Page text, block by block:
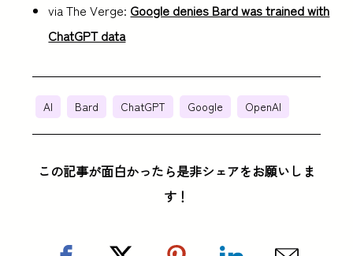
via The Verge: Google denies Bard was trained with
ChatGPT data
AI Bard ChatGPT Google OpenAI
この記事が面白かったら是非シェアをお願いしま
す！